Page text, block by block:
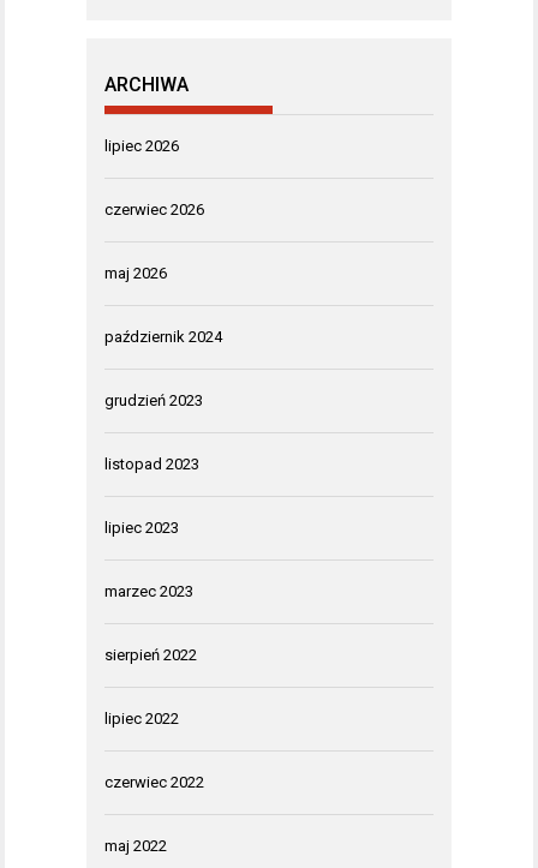
ARCHIWA
lipiec 2026
czerwiec 2026
maj 2026
październik 2024
grudzień 2023
listopad 2023
lipiec 2023
marzec 2023
sierpień 2022
lipiec 2022
czerwiec 2022
maj 2022